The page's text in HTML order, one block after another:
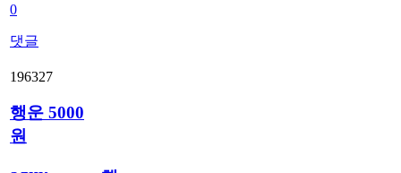
0
댓글
196327
행운 5000
원